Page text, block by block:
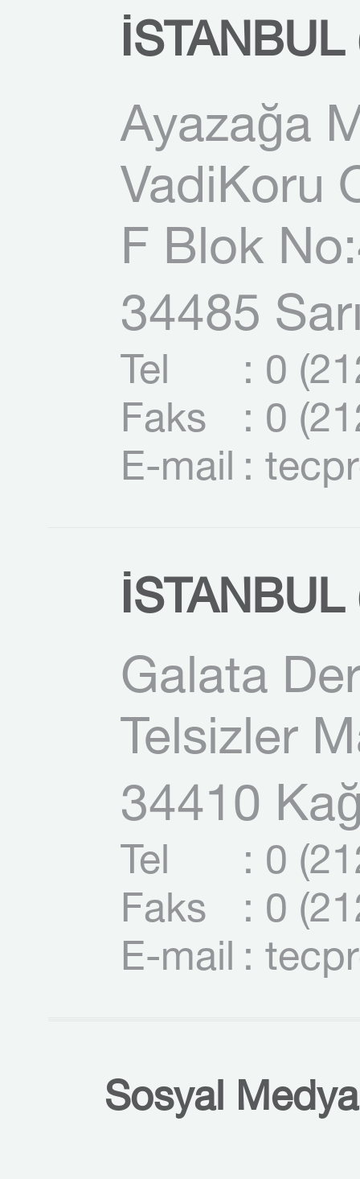
İSTANBUL
Ayazağa
VadiKoru
F Blok
34485
Tel
: 0
Faks
: 0
E-mail :
Galata
Telsizler
34410
Tel
: 0
Faks
: 0
E-mail :
Sosyal